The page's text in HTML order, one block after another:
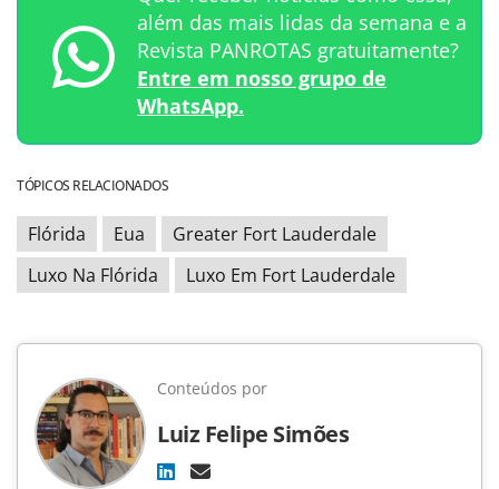
além das mais lidas da semana e a
Revista PANROTAS gratuitamente?
Entre em nosso grupo de
WhatsApp.
TÓPICOS RELACIONADOS
Flórida Eua
Greater Fort Lauderdale
Luxo Na Flórida
Luxo Em Fort Lauderdale
Conteúdos por
Luiz Felipe Simões